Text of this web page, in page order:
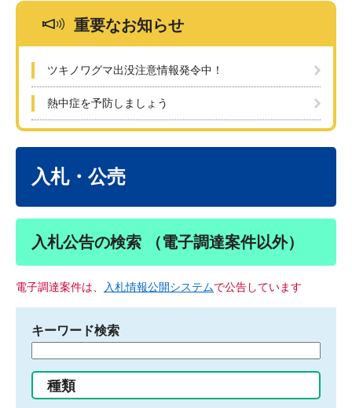
重要なお知らせ
ツキノワグマ出没注意情報発令中！
熱中症を予防しましょう
入札・公売
入札公告の検索 （電子調達案件以外）
電子調達案件は、 入札情報公開システムで公告しています
キーワード検索
る
種類